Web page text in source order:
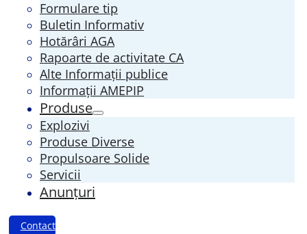
Formulare tip
Buletin Informativ
Hotărâri AGA
Rapoarte de activitate CA
Alte Informații publice
Informații AMEPIP
Produse
Explozivi
Produse Diverse
Propulsoare Solide
Servicii
Anunțuri
Contact